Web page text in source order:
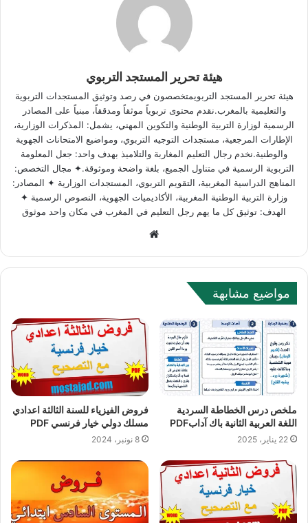
هيئة تحرير المستجد التربوي
هيئة تحرير المستجد التربويمتخصصون في رصد وتوثيق المستجدات التربوية
والتعليمية بالمغرب.نقدم محتوى تربوياً موثقاً ومدققاً، مبنياً على المصادر
الرسمية لوزارة التربية الوطنية والتكوين المهني، يشمل: المذكرات الوزارية،
الإطارات المرجعية، مستجدات التوجيه التربوي، ومواضيع الامتحانات الجهوية
والوطنية.نخدم رجال التعليم المغاربة والتلاميذ بهدف واحد: جعل المعلومة
التربوية الرسمية في متناول الجميع، بلغة واضحة وموثوقة.✦ مجال التخصص:
المناهج الدراسية المغربية، التقويم التربوي، المستجدات الوزارية ✦ المصادر:
وزارة التربية الوطنية المغربية، الأكاديميات الجهوية، النصوص الرسمية ✦
الهدف: توثيق كل ما يهم رجل التعليم في المغرب في مكان واحد موثوق
مواضيع مشابهة
ملخص درس الخطاطة السردية
اللغة العربية الثانية باك آدابPDF
22 يناير، 2025
فروض الفيزياء للسنة الثالثة اعدادي
مسلك دولي خيار فرنسي PDF
8 نونبر، 2024